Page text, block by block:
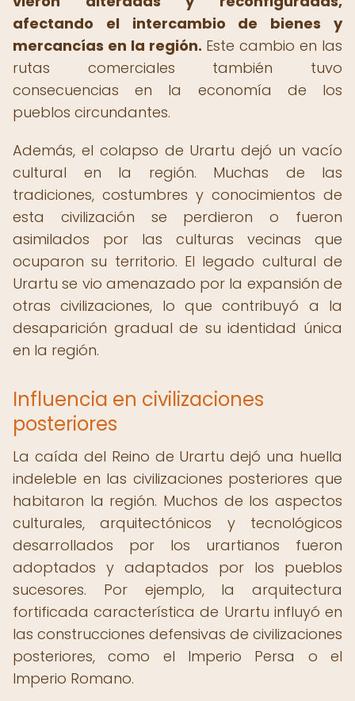
afectando el intercambio de bienes y
mercancías en la región. Este cambio en las
rutas comerciales también tuvo
consecuencias en la economía de los
pueblos circundantes.
Además, el colapso de Urartu dejó un vacío
cultural en la región. Muchas de las
tradiciones, costumbres y conocimientos de
esta civilización se perdieron o fueron
asimilados por las culturas vecinas que
ocuparon su territorio. El legado cultural de
Urartu se vio amenazado por la expansión de
otras civilizaciones, lo que contribuyó a la
desaparición gradual de su identidad única
en la región.
Influencia en civilizaciones
posteriores
La caída del Reino de Urartu dejó una huella
indeleble en las civilizaciones posteriores que
habitaron la región. Muchos de los aspectos
culturales, arquitectónicos y tecnológicos
desarrollados por los urartianos fueron
adoptados y adaptados por los pueblos
sucesores. Por ejemplo, la arquitectura
fortificada característica de Urartu influyó en
las construcciones defensivas de civilizaciones
posteriores, como el Imperio Persa o el
Imperio Romano.